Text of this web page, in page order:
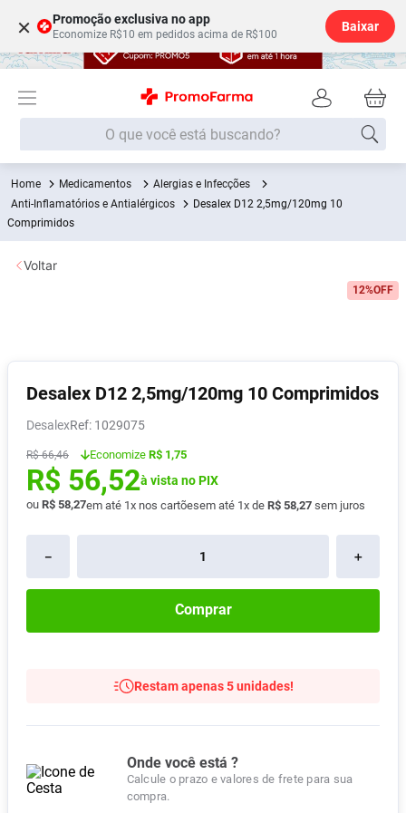
× Promoção exclusiva no app
Economize R$10 em pedidos acima de R$100
Baixar
O que você está buscando?
Medicamentos
Alergias e Infecções
Anti-Inflamatórios e Antialérgicos
Desalex D12 2,5mg/120mg 10
Comprimidos
12%OFF
Desalex D12 2,5mg/120mg 10 Comprimidos
Desalex : 1029075
R$ 66,46 Economize R$ 1,75
R$ 56,52à vista no PIX
ou R$ 58,27em até 1x nos cartõesem até 1x de R$ 58,27 sem juros
＋
－
Comprar
Restam apenas 5 unidades!
Onde você está ?
Calcule o prazo e valores de frete para sua
compra.
Voltar
Termos mais buscados
1º
7º Desodorante
8º Absorvente
9º Vitamina D
10 º Lavitan